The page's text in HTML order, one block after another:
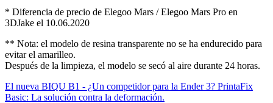
* Diferencia de precio de Elegoo Mars / Elegoo Mars Pro en
3DJake el 10.06.2020
** Nota: el modelo de resina transparente no se ha endurecido para
evitar el amarilleo.
Después de la limpieza, el modelo se secó al aire durante 24 horas.
El nueva BIQU B1 - ¿Un competidor para la Ender 3? PrintaFix
Basic: La solución contra la deformación.